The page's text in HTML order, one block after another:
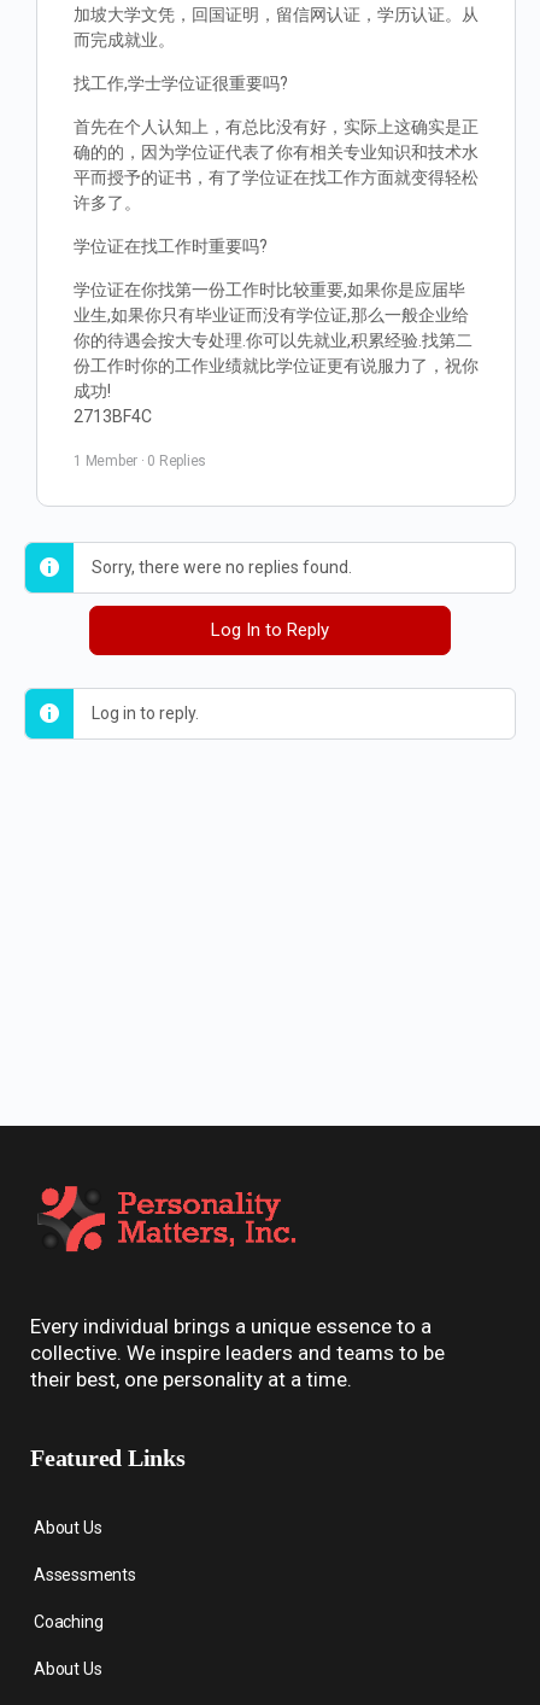
加坡大学文凭，回国证明，留信网认证，学历认证。从
而完成就业。
找工作,学士学位证很重要吗?
首先在个人认知上，有总比没有好，实际上这确实是正
确的的，因为学位证代表了你有相关专业知识和技术水
平而授予的证书，有了学位证在找工作方面就变得轻松
许多了。
学位证在找工作时重要吗?
学位证在你找第一份工作时比较重要,如果你是应届毕
业生,如果你只有毕业证而没有学位证,那么一般企业给
你的待遇会按大专处理.你可以先就业,积累经验.找第二
份工作时你的工作业绩就比学位证更有说服力了，祝你
成功!
2713BF4C
1 Member · 0 Replies
Sorry, there were no replies found.
Log In to Reply
Log in to reply.
Every individual brings a unique essence to a
collective. We inspire leaders and teams to be
their best, one personality at a time.
Featured Links
About Us
Assessments
Coaching
About Us